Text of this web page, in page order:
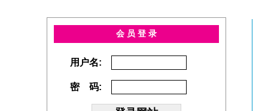
会 员 登 录
用户名:
密 码: